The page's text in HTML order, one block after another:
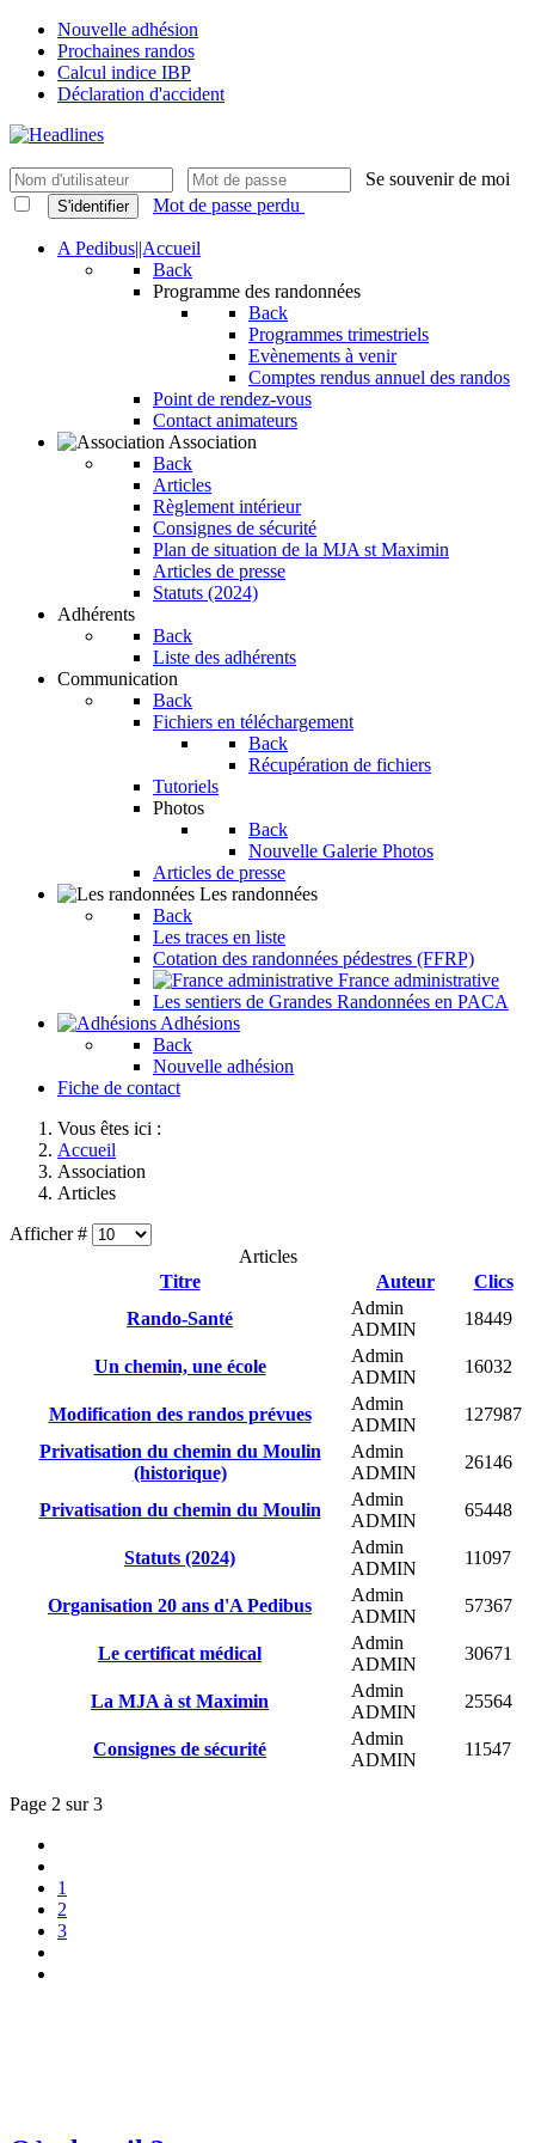
Nouvelle adhésion
Prochaines randos
Calcul indice IBP
Déclaration d'accident
Se souvenir de moi
S'identifier Mot de passe perdu
A Pedibus||Accueil
Back
Programme des randonnées
Back
Programmes trimestriels
Evènements à venir
Comptes rendus annuel des randos
Point de rendez-vous
Contact animateurs
Association
Back
Articles
Règlement intérieur
Consignes de sécurité
Plan de situation de la MJA st Maximin
Articles de presse
Statuts (2024)
Adhérents
Back
Liste des adhérents
Communication
Back
Fichiers en téléchargement
Back
Récupération de fichiers
Tutoriels
Photos
Back
Nouvelle Galerie Photos
Articles de presse
Les randonnées
Back
Les traces en liste
Cotation des randonnées pédestres (FFRP)
France administrative
Les sentiers de Grandes Randonnées en PACA
Adhésions
Back
Nouvelle adhésion
Fiche de contact
Vous êtes ici :
Accueil
Association
Articles
Afficher #
Articles
Titre
Auteur
Clics
Rando-Santé
Admin
ADMIN
18449
Un chemin, une école
Admin
ADMIN
16032
Modification des randos prévues
Admin
ADMIN
127987
Privatisation du chemin du Moulin
(historique)
Admin
ADMIN
26146
Privatisation du chemin du Moulin
Admin
ADMIN
65448
Statuts (2024)
Admin
ADMIN
11097
Organisation 20 ans d'A Pedibus
Admin
ADMIN
57367
Le certificat médical
Admin
ADMIN
30671
La MJA à st Maximin
Admin
ADMIN
25564
Consignes de sécurité
Admin
ADMIN
11547
Page 2 sur 3
1
2
3